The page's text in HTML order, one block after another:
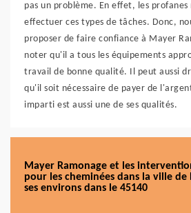
pas un problème. En effet, les profanes
effectuer ces types de tâches. Donc,
proposer de faire confiance à Mayer
noter qu'il a tous les équipements
travail de bonne qualité. Il peut aussi
qu'il soit nécessaire de payer de
imparti est aussi une de ses qualités.
Mayer Ramonage et les
pour les cheminées dans la ville de
ses environs dans le 45140